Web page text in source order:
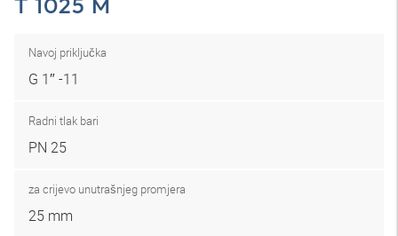
Navoj priključka
G 1″ -11
Radni tlak bari
PN 25
za crijevo unutrašnjeg promjera
25 mm